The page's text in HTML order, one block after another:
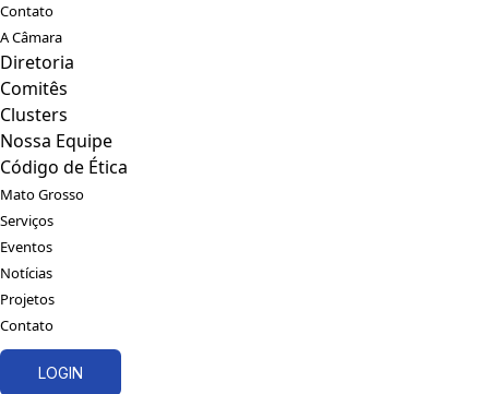
Contato
A Câmara
Diretoria
Comitês
Clusters
Nossa Equipe
Código de Ética
Mato Grosso
Serviços
Eventos
Notícias
Projetos
Contato
LOGIN